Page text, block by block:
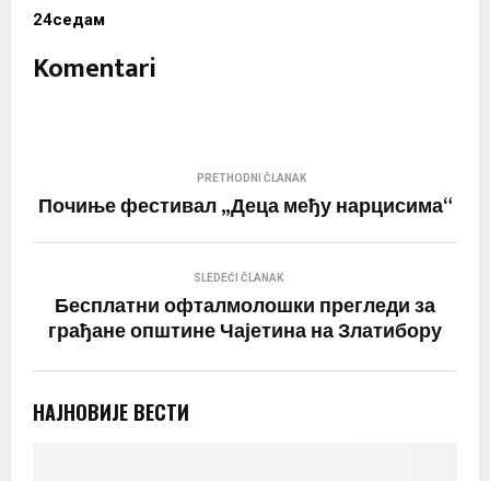
24седам
Komentari
PRETHODNI ČLANAK
Почиње фестивал „Деца међу нарцисима“
SLEDEĆI ČLANAK
Бесплатни офталмолошки прегледи за
грађане општине Чајетина на Златибору
НАЈНОВИЈЕ ВЕСТИ